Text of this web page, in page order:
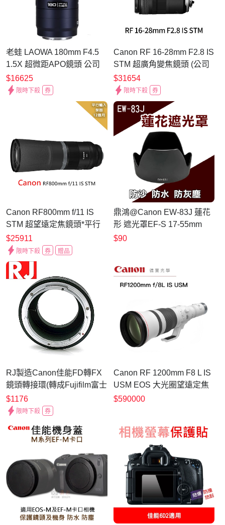
老蛙 LAOWA 180mm F4.5
1.5X 超微距APO鏡頭 公司
貨
$16625
限時下殺 券
Canon RF 16-28mm F2.8 IS
STM 超廣角變焦鏡頭 (公司
貨)
$31654
限時下殺 券
Canon RF800mm f/11 IS
STM 超望遠定焦鏡頭*平行
輸入
$25911
限時下殺 券 贈品
鼎鴻@Canon EW-83J 蓮花
形 遮光罩EF-S 17-55mm
F2.8 IS USM EW83J
$90
RJ製造Canon佳能FD轉FX
鏡頭轉接環(轉成Fujifilm富士
X卡口)FD-FX FD轉XF FD-
XF FD轉X FD-X
$1176
限時下殺 券
Canon RF 1200mm F8 L IS
USM EOS 大光圈望遠定焦
鏡 台灣佳能公司貨 望遠 天
$590000